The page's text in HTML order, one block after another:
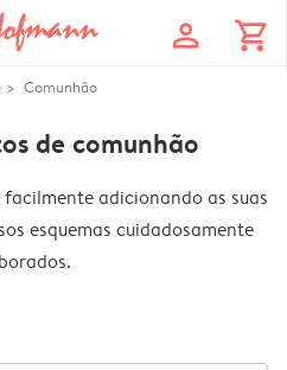
profile shopping_cart
Comunhão
de comunhão
adicionando as suas
esquemas cuidadosamente